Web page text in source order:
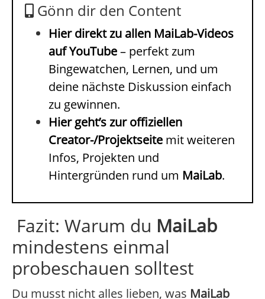
Gönn dir den Content
Hier direkt zu allen MaiLab-Videos
auf YouTube– perfekt zum
Bingewatchen, Lernen, und um
deine nächste Diskussion einfach
zu gewinnen.
Hier geht’s zur offiziellen
Creator-/Projektseite mit weiteren
Infos, Projekten und
Hintergründen rund um MaiLab.
Fazit: Warum du MaiLab
mindestens einmal
probeschauen solltest
Du musst nicht alles lieben, was MaiLab